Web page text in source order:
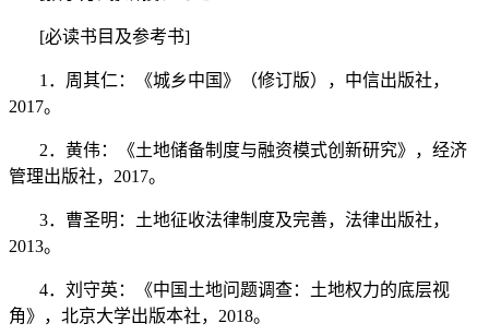
[必读书目及参考书]
1 ．周其仁：《城乡中国》（修订版），中信出版社，
2017。
2．黄伟：《土地储备制度与融资模式创新研究》，经济
管理出版社， 2017。
3．曹圣明：土地征收法律制度及完善，法律出版社，
2013。
4．刘守英：《中国土地问题调查：土地权力的底层视
角》，北京大学出版本社， 2018。